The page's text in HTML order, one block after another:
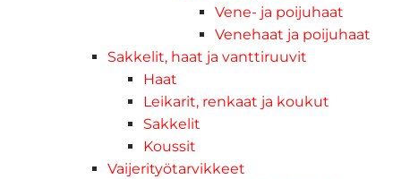
Vene- ja poijuhaat
Venehaat ja poijuhaat
Sakkelit, haat ja vanttiruuvit
Haat
Leikarit, renkaat ja koukut
Sakkelit
Koussit
Vaijerityötarvikkeet